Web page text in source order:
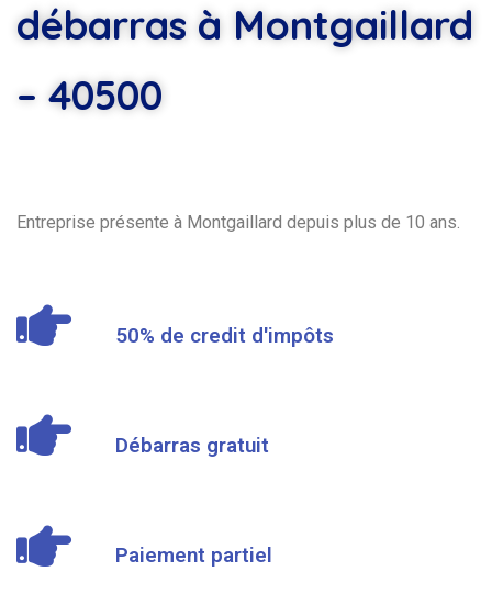
débarras à Montgaillard
– 40500
Entreprise présente à Montgaillard depuis plus de 10 ans.
50% de credit d'impôts
Débarras gratuit
Paiement partiel